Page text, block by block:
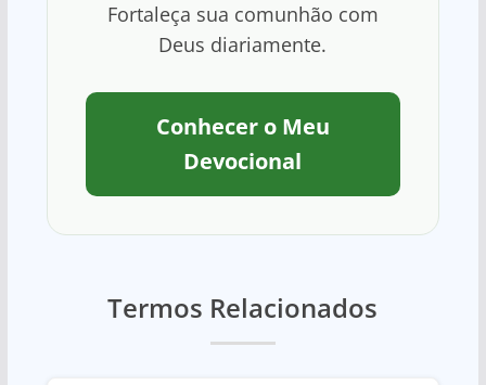
Fortaleça sua comunhão com
Deus diariamente.
Conhecer o Meu
Devocional
Termos Relacionados